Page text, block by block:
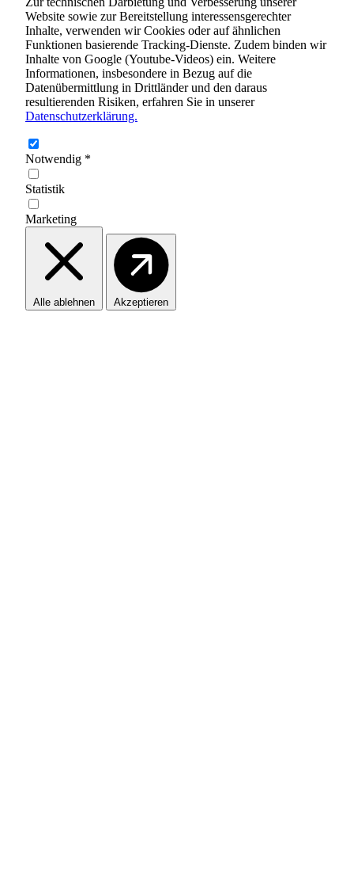
Website sowie zur Bereitstellung interessensgerechter
Inhalte, verwenden wir Cookies oder auf ähnlichen
Funktionen basierende Tracking-Dienste. Zudem binden wir
Inhalte von Google (Youtube-Videos) ein. Weitere
Informationen, insbesondere in Bezug auf die
Datenübermittlung in Drittländer und den daraus
resultierenden Risiken, erfahren Sie in unserer
Datenschutzerklärung.
Notwendig *
Statistik
Marketing
Alle ablehnen Akzeptieren